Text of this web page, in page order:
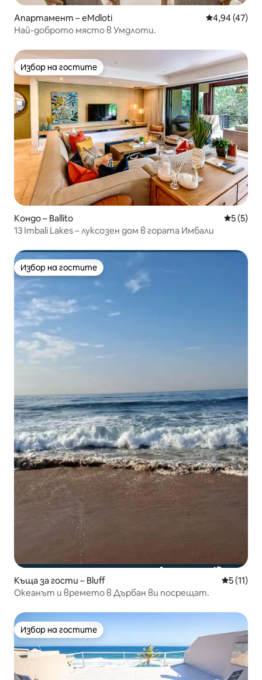
Апартамент – eMdloti Средна
4,94 (47)
Най-доброто място в Умдлоти.
Избор на гостите
Избор на гостите
Кондо – Ballito Средна
5 (5)
13 Imbali Lakes – луксозен дом в гората Имбали
Избор на гостите
Избор на гостите
Къща за гости – Bluff Средна
5 (11)
Океанът и времето в Дърбан ви посрещат.
Избор на гостите
Избор на гостите